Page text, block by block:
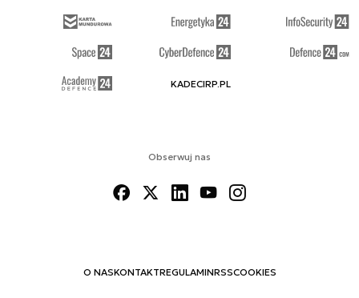
Obserwuj nas
O NASKONTAKTREGULAMINRSSCOOKIES
KADECIRP.PL